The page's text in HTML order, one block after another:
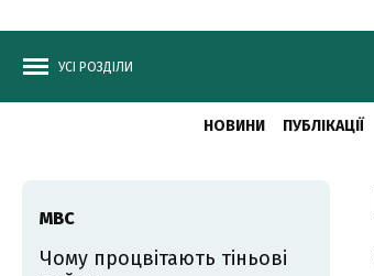
УСІ РОЗДІЛИ
НОВИНИ ПУБЛІКАЦІЇ
МВС
Чому процвітають тіньові